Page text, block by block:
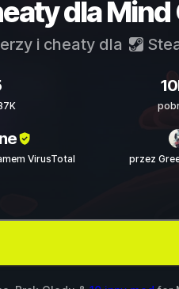
dla Mind
i cheaty dla
VirusTotal przez